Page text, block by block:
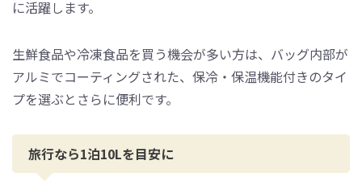
に活躍します。
生鮮食品や冷凍食品を買う機会が多い方は、バッグ内部が
アルミでコーティングされた、保冷・保温機能付きのタイ
プを選ぶとさらに便利です。
旅行なら1泊10Lを目安に